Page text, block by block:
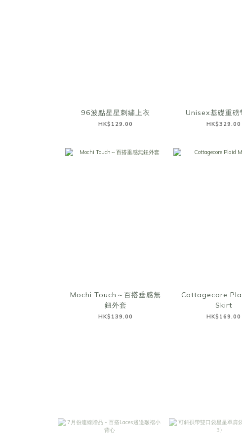
96波點星星刺繡上衣
HK$129.00
Unisex基礎重磅
HK$329.00
Mochi Touch～百搭垂感無
鈕外套
HK$139.00
Cottagecore
Skirt
HK$169.00